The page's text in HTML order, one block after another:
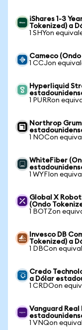
iShares 1-3
Tokenized) a
1 SHYon
Cameco
1 CCJon
Hyperliquid
1 PURRon
Northrop
1 NOCon
WhiteFiber
1 WYFIon
Global X
(Ondo
1 BOTZon
Invesco DB
Tokenized) a
1 DBCon
Credo
a Dólar
1 CRDOon
Vanguard Real
1 VNQon